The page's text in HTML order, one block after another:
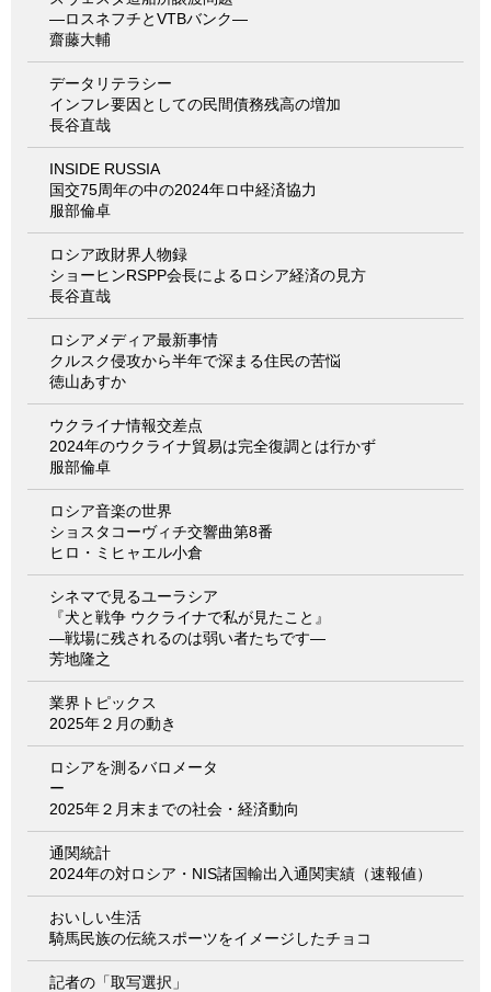
―ロスネフチとVTBバンク―
齋藤大輔
データリテラシー
インフレ要因としての民間債務残高の増加
長谷直哉
INSIDE RUSSIA
国交75周年の中の2024年ロ中経済協力
服部倫卓
ロシア政財界人物録
ショーヒンRSPP会長によるロシア経済の見方
長谷直哉
ロシアメディア最新事情
クルスク侵攻から半年で深まる住民の苦悩
徳山あすか
ウクライナ情報交差点
2024年のウクライナ貿易は完全復調とは行かず
服部倫卓
ロシア音楽の世界
ショスタコーヴィチ交響曲第8番
ヒロ・ミヒャエル小倉
シネマで見るユーラシア
『犬と戦争 ウクライナで私が見たこと』
―戦場に残されるのは弱い者たちです―
芳地隆之
業界トピックス
2025年２月の動き
ロシアを測るバロメータ
ー
2025年２月末までの社会・経済動向
通関統計
2024年の対ロシア・NIS諸国輸出入通関実績（速報値）
おいしい生活
騎馬民族の伝統スポーツをイメージしたチョコ
記者の「取写選択」